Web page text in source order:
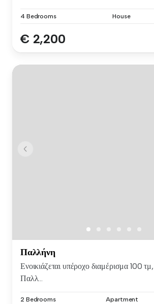
4 Bedrooms House
€ 2,200
Παλλήνη
Ενοικιάζεται υπέροχο διαμέρισμα 100
Παλλ...
2 Bedrooms Apartment